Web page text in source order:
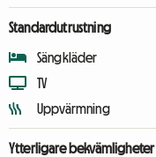
Standardutrustning
Sängkläder
TV
Uppvärmning
Ytterligare bekvämligheter